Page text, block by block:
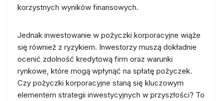
korzystnych wyników finansowych.
Jednak inwestowanie w pożyczki korporacyjne wiąże
się również z ryzykiem. Inwestorzy muszą dokładnie
ocenić zdolność kredytową firm oraz warunki
rynkowe, które mogą wpłynąć na spłatę pożyczek.
Czy pożyczki korporacyjne staną się kluczowym
elementem strategii inwestycyjnych w przyszłości? To